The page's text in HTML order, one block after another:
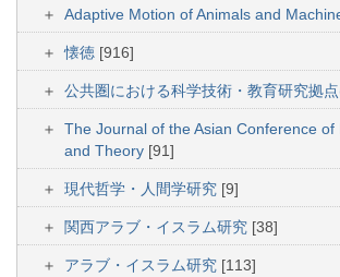
Adaptive Motion of Animals and
懐徳 [916]
公共圏における科学技術・教育研究拠
The Journal of the Asian Conference of
and Theory [91]
現代哲学・人間学研究 [9]
関西アラブ・イスラム研究 [38]
アラブ・イスラム研究 [113]